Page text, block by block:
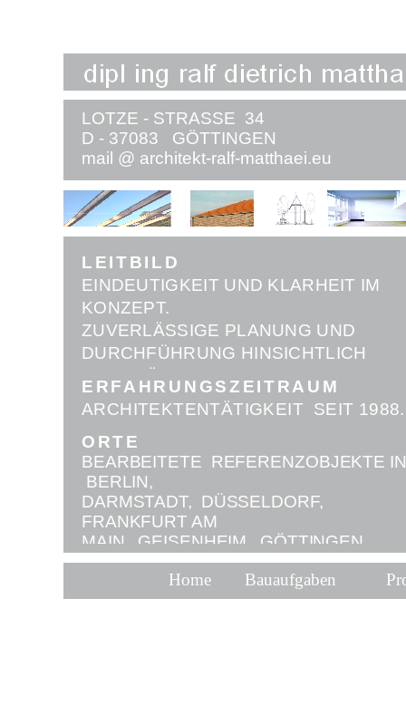
LOTZE - STRASSE 34
D - 37083 GÖTTINGEN
mail @ architekt-ralf-matthaei.eu
.DE
Home Bauaufgaben
LEITBILD
EINDEUTIGKEIT UND KLARHEIT IM
KONZEPT.
ZUVERLÄSSIGE PLANUNG UND
DURCHFÜHRUNG HINSICHTLICH
ZUKUNFTSGEEIGNETE
DURCH ENERGIE-UND
KOSTENBEWUSSTE PLANUNG,
DURCH NACHHALTIGE
UND ERWEITERBARE
ERFAHRUNGSZEITRAUM
ARCHITEKTENTÄTIGKEIT SEIT 1988.
ORTE
BEARBEITETE REFERENZOBJEKTE IN
BERLIN,
DARMSTADT, DÜSSELDORF,
FRANKFURT AM
MAIN, GEISENHEIM, GÖTTINGEN,
KALININGRAD,
HAMBURG, LUDWIGSHAFEN.